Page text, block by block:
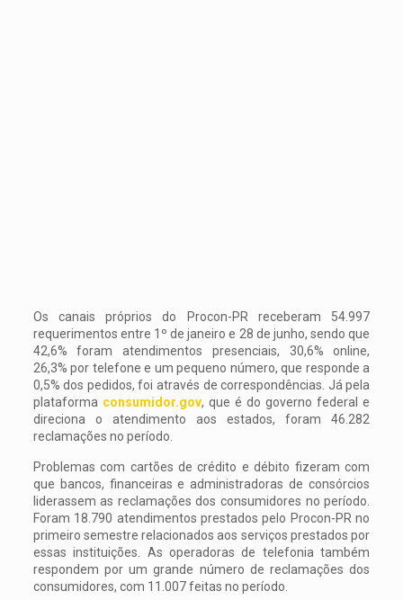
Os canais próprios do Procon-PR receberam 54.997
requerimentos entre 1º de janeiro e 28 de junho, sendo que
42,6% foram atendimentos presenciais, 30,6% online,
26,3% por telefone e um pequeno número, que responde a
0,5% dos pedidos, foi através de correspondências. Já pela
plataforma consumidor.gov, que é do governo federal e
direciona o atendimento aos estados, foram 46.282
reclamações no período.
Problemas com cartões de crédito e débito fizeram com
que bancos, financeiras e administradoras de consórcios
liderassem as reclamações dos consumidores no período.
Foram 18.790 atendimentos prestados pelo Procon-PR no
primeiro semestre relacionados aos serviços prestados por
essas instituições. As operadoras de telefonia também
respondem por um grande número de reclamações dos
consumidores, com 11.007 feitas no período.